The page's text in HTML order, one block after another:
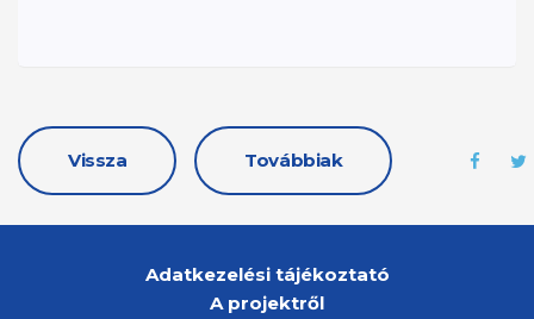
Vissza Továbbiak
Adatkezelési tájékoztató
A projektről